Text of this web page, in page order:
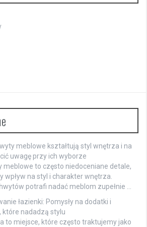
meblowe kształtują styl wnętrza i na
uwagę przy ich wyborze
meblowe to często niedoceniane detale,
wpływ na styl i charakter wnętrza.
potrafi nadać meblom zupełnie …
łazienki: Pomysły na dodatki i
które nadadzą stylu
to miejsce, które często traktujemy jako